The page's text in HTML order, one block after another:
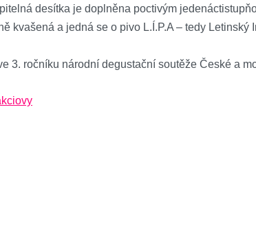
desítka je doplněna poctivým
kvašená a jedná se o pivo L.Í.P.A – tedy
3. ročníku národní degustační soutěže České a